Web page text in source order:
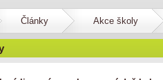
Články Akce školy